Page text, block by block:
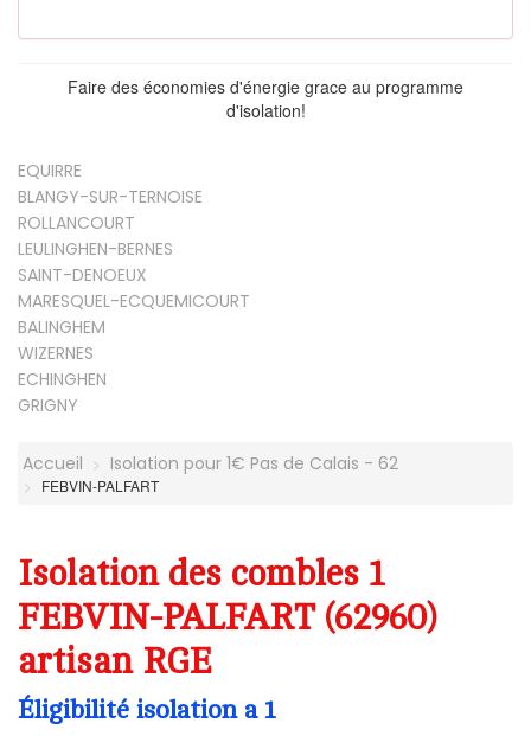
Faire des économies d'énergie grace au programme
d'isolation!
EQUIRRE
BLANGY-SUR-TERNOISE
ROLLANCOURT
LEULINGHEN-BERNES
SAINT-DENOEUX
MARESQUEL-ECQUEMICOURT
BALINGHEM
WIZERNES
ECHINGHEN
GRIGNY
Accueil Isolation pour 1€ Pas de Calais - 62
FEBVIN-PALFART
Isolation des combles 1
FEBVIN-PALFART (62960)
artisan RGE
Éligibilité isolation a 1